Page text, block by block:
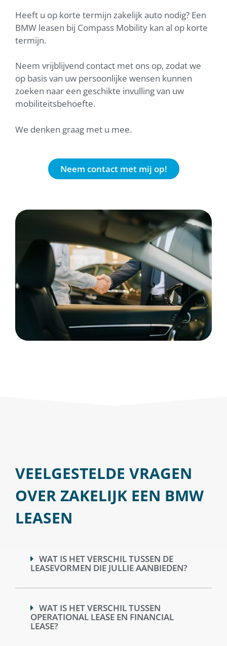
Heeft u op korte termijn zakelijk auto nodig? Een
BMW leasen bij Compass Mobility kan al op korte
termijn.
Neem vrijblijvend contact met ons op, zodat we
op basis van uw persoonlijke wensen kunnen
zoeken naar een geschikte invulling van uw
mobiliteitsbehoefte.
We denken graag met u mee.
Neem contact met mij op!
VEELGESTELDE VRAGEN
OVER ZAKELIJK EEN BMW
LEASEN
WAT IS HET VERSCHIL TUSSEN DE
LEASEVORMEN DIE JULLIE AANBIEDEN?
WAT IS HET VERSCHIL TUSSEN
OPERATIONAL LEASE EN FINANCIAL
LEASE?